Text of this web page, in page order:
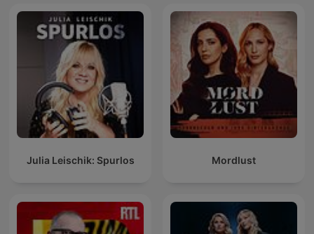
Julia Leischik: Spurlos Mordlust